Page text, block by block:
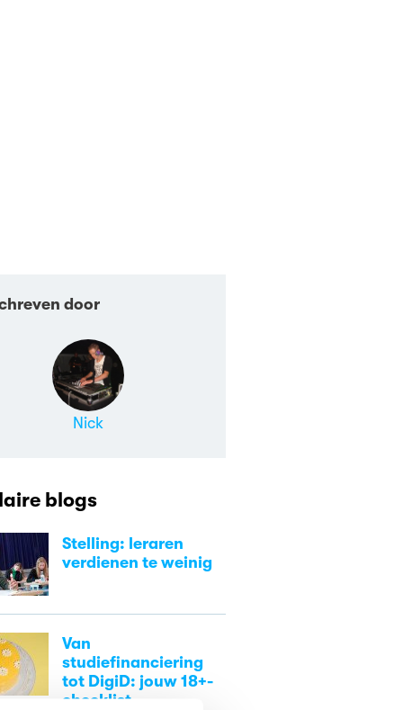
door
Nick
blogs
Stelling: leraren
verdienen te weinig
Van
studiefinanciering
tot DigiD: jouw 18+-
checklist